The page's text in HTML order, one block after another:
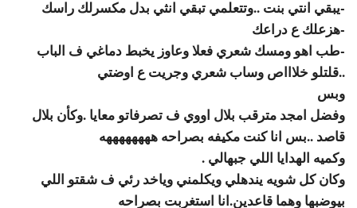
-يبقي انتي بنت ..وتتعلمي تبقي انثي بدل مكسرلك راسك
-هزعلك ع دراعك
-طب اهو ومسك شعري فعلا وعاوز يخبط دماغي ف الباب
..قلتلو خلاااص وساب شعري وجريت ع اوضتي
وبس
وفضل امجد مترقب بلال اووي ف تصرفاتو معايا .وكأن بلال
قاصد ..بس انا كنت مكيفه بصراحه ههههههههه
وكميه الهدايا اللي جبهالي .
وكان كل شويه يندهلي ويكلمني وياخد رئي ف شقتو اللي
بيوضبها وهما قاعدين.انا استغربت بصراحه